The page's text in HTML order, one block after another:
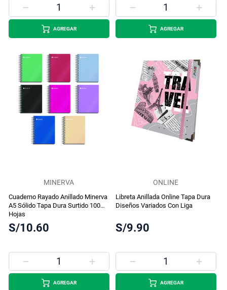
AGREGAR AGREGAR
MINERVA
Cuaderno Rayado Anillado Minerva
A5 Sólido Tapa Dura Surtido 100
Hojas
S/10.60
AGREGAR
ONLINE
Libreta Anillada Online Tapa Dura
Diseños Variados Con Liga
S/9.90
AGREGAR